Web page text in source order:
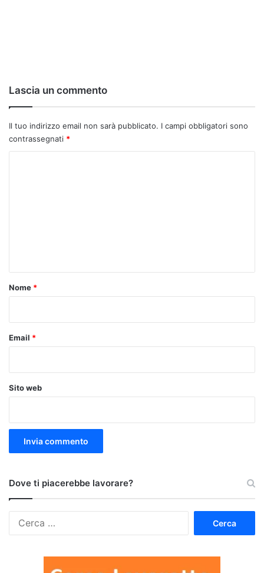
Lascia un commento
Il tuo indirizzo email non sarà pubblicato. I campi obbligatori sono
contrassegnati *
o
Nome *
Email *
Sito web
Dove ti piacerebbe lavorare?